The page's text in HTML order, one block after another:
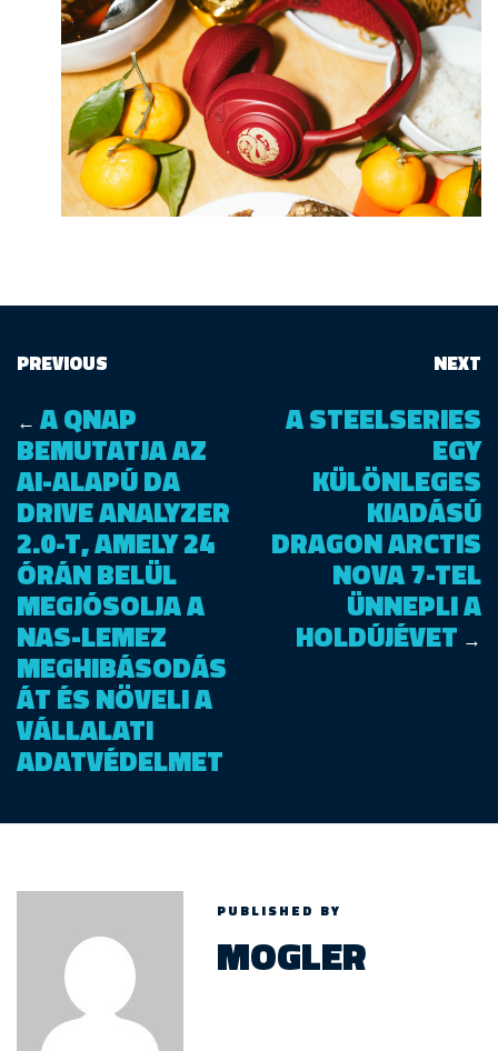
PREVIOUS
← A QNAP
BEMUTATJA AZ
AI-ALAPÚ DA
DRIVE ANALYZER
2.0-T, AMELY 24
ÓRÁN BELÜL
MEGJÓSOLJA A
NAS-LEMEZ
MEGHIBÁSODÁS
ÁT ÉS NÖVELI A
VÁLLALATI
ADATVÉDELMET
NEXT
A STEELSERIES
EGY
KÜLÖNLEGES
KIADÁSÚ
DRAGON ARCTIS
NOVA 7-TEL
ÜNNEPLI A
HOLDÚJÉVET →
PUBLISHED BY
MOGLER